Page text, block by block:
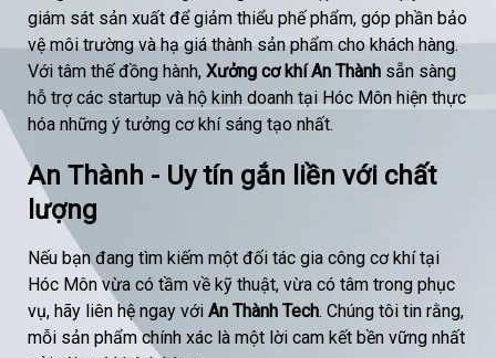
giám sát sản xuất để giảm thiểu phế phẩm, góp phần bảo
vệ môi trường và hạ giá thành sản phẩm cho khách hàng.
Với tâm thế đồng hành, Xưởng cơ khí An Thành sẵn sàng
hỗ trợ các startup và hộ kinh doanh tại Hóc Môn hiện thực
hóa những ý tưởng cơ khí sáng tạo nhất.
An Thành - Uy tín gắn liền với chất
lượng
Nếu bạn đang tìm kiếm một đối tác gia công cơ khí tại
Hóc Môn vừa có tầm về kỹ thuật, vừa có tâm trong phục
vụ, hãy liên hệ ngay với An Thành Tech. Chúng tôi tin rằng,
mỗi sản phẩm chính xác là một lời cam kết bền vững nhất